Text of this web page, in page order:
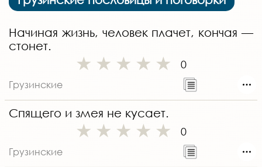
Начиная жизнь, человек плачет, кончая —
стонет.
0
Грузинские
Спящего и змея не кусает.
0
Грузинские